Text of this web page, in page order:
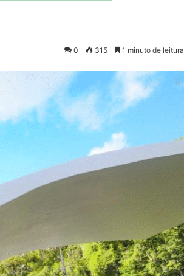
0 315 1 minuto de leitura